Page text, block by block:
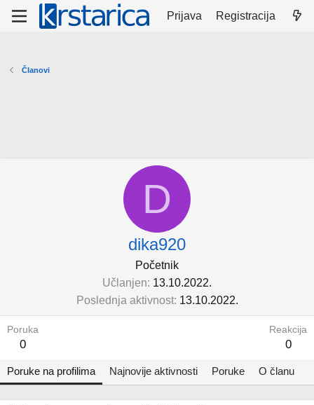
Prijava Registracija
Članovi
D
dika920
Početnik
Učlanjen 13.10.2022.
Poslednja aktivnost 13.10.2022.
Poruka
0
Reakcija
0
Poruke na profilima Najnovije aktivnosti Poruke O članu